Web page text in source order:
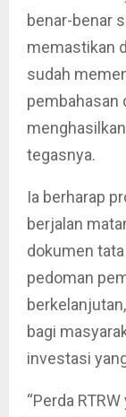
benar-benar
memastikan
sudah
pembahasan
tegasnya.
Ia berharap
berjalan
dokumen
pedoman
bagi
investasi
“Perda